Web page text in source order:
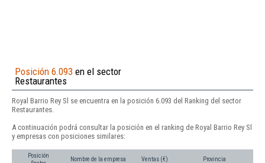
Posición 6.093 en el sector
Restaurantes
Royal Barrio Rey Sl se encuentra en la posición 6.093 del Ranking del sector
Restaurantes.
A continuación podrá consultar la posición en el ranking de Royal Barrio Rey Sl
y empresas con posiciones similares:
Posición
Nombre de la empresa Ventas (€) Provincia